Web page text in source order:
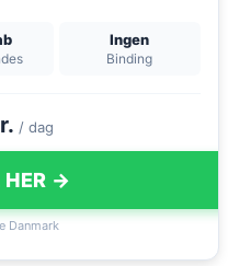
Ingen
Binding
/ dag
HER →
Danmark